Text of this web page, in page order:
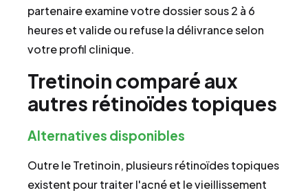
partenaire examine votre dossier sous 2 à 6
heures et valide ou refuse la délivrance selon
votre profil clinique.
Tretinoin comparé aux
autres rétinoïdes topiques
Alternatives disponibles
Outre le Tretinoin, plusieurs rétinoïdes topiques
existent pour traiter l'acné et le vieillissement